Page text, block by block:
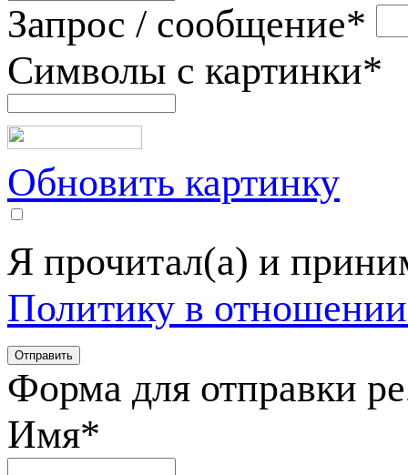
Запрос / сообщение*
Символы с картинки*
Обновить картинку
Я прочитал(а) и
Политику в
Форма для отправки
Имя*